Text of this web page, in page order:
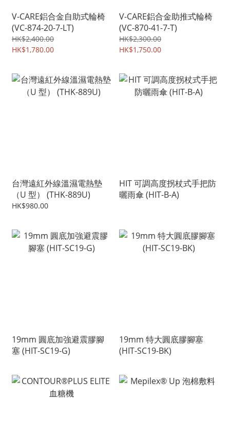
V-CARE鋁合金自助式輪椅
(VC-874-20-7-LT)
HK$2,400.00
HK$1,780.00
V-CARE鋁合金助推式輪椅
(VC-870-41-7-T)
HK$2,300.00
HK$1,750.00
台灣遠紅外線溫濕電熱墊
（U 型） (THK-889U)
HK$980.00
HIT 可調高度拐杖式手把防
曬雨傘 (HIT-B-A)
19mm 圓底加強避震膠腳
塞 (HIT-SC19-G)
19mm 特大圓底膠腳塞
(HIT-SC19-BK)